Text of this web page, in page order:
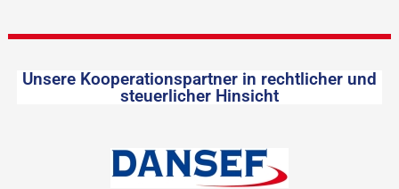
Unsere Kooperationspartner in rechtlicher und
steuerlicher Hinsicht